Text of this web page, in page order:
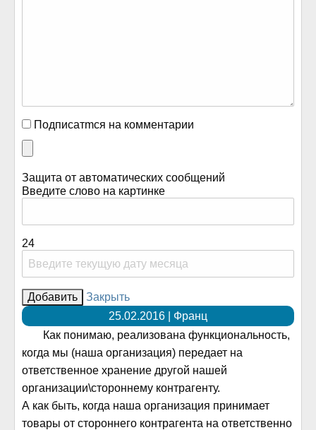
Подписатmся на комментарии
Защита от автоматических сообщений
Введите слово на картинке
24
Закрыть
25.02.2016 | Франц
Как понимаю, реализована функциональность,
когда мы (наша организация) передает на
ответственное хранение другой нашей
организации\стороннему контрагенту.
А как быть, когда наша организация принимает
товары от стороннего контрагента на ответственно